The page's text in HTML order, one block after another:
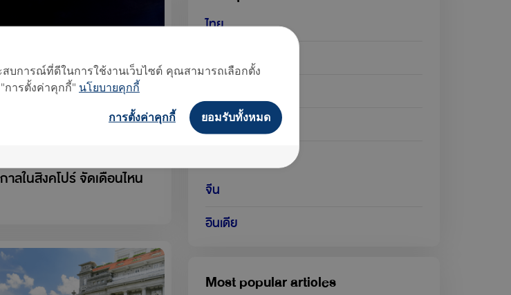
าลในสิงคโปร์ จัดเดือนไหน
ไทย
ลาว
จีน
อินเดีย
Most popular articles
บการณ์ที่ดีในการใช้งานเว็บไซต์ คุณสามารถเลือกตั้ง
ารตั้งค่าคุกกี้" นโยบายคุกกี้
ยอมรับทั้งหมด
การตั้งค่าคุกกี้